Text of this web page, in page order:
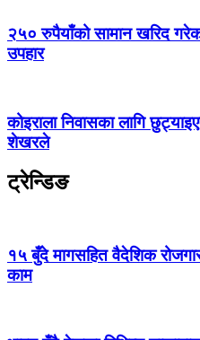
२५० रुपैयाँको सामान खरिद
उपहार
कोइराला निवासका लागि
शेखरले
ट्रेन्डिङ
१५ बुँदे मागसहित वैदेशिक
काम